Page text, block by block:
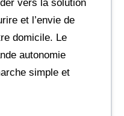
vers la solution
et l’envie de
domicile. Le
autonomie
simple et